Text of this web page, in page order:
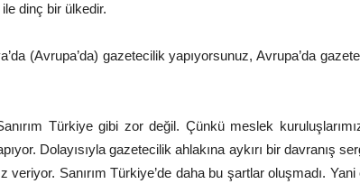
dinç bir ülkedir.
(Avrupa’da) gazetecilik yapıyorsunuz, Avrupa’da
Türkiye gibi zor değil. Çünkü meslek
Dolayısıyla gazetecilik ahlakına aykırı bir davranış
veriyor. Sanırım Türkiye’de daha bu şartlar oluşmadı.